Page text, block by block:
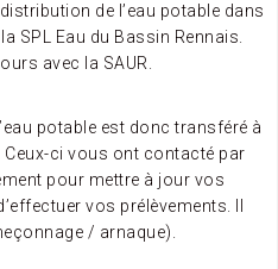
de l’eau potable dans
SPL Eau du Bassin Rennais.
avec la SAUR.
potable est donc transféré à
Ceux-ci vous ont contacté par
pour mettre à jour vos
vos prélèvements. Il
/ arnaque).